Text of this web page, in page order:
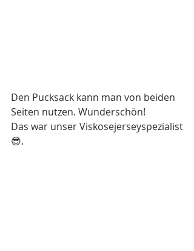
Den Pucksack kann man von beiden
Seiten nutzen. Wunderschön!
Das war unser Viskosejerseyspezialist
😎.